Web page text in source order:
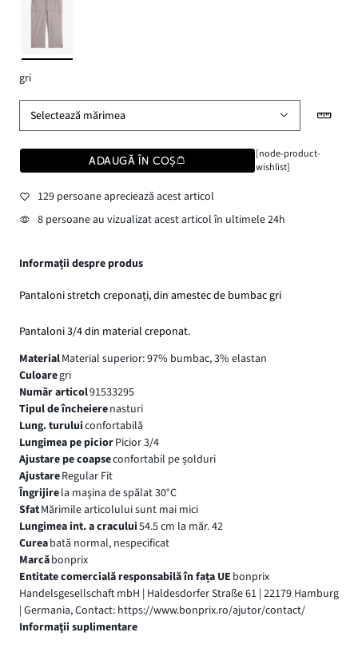
gri
Selectează mărimea
ADAUGĂ ÎN COȘ
[node-product-
wishlist]
129 persoane apreciează acest articol
8 persoane au vizualizat acest articol în ultimele 24h
Informații despre produs
Pantaloni stretch creponați, din amestec de bumbac gri
Pantaloni 3/4 din material creponat.
MaterialMaterial superior: 97% bumbac, 3% elastan
Culoaregri
Număr articol91533295
Tipul de încheierenasturi
Lung. turuluiconfortabilă
Lungimea pe piciorPicior 3/4
Ajustare pe coapseconfortabil pe șolduri
AjustareRegular Fit
Îngrijirela maşina de spălat 30°C
SfatMărimile articolului sunt mai mici
Lungimea int. a cracului54.5 cm la măr. 42
Cureabată normal, nespecificat
Marcăbonprix
Entitate comercială responsabilă în fața UE bonprix
Handelsgesellschaft mbH | Haldesdorfer Straße 61 | 22179 Hamburg
| Germania, Contact: https://www.bonprix.ro/ajutor/contact/
Informaţii suplimentare